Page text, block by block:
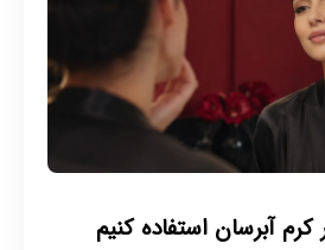
آبرسان استفاده کنیم